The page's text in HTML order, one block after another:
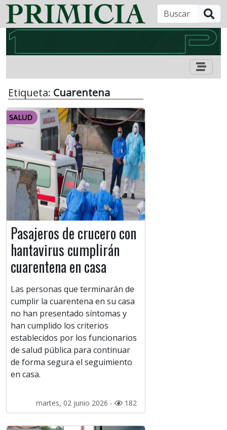
Etiqueta: Cuarentena
SALUD
Pasajeros de crucero con
hantavirus cumplirán
cuarentena en casa
Las personas que terminarán de
cumplir la cuarentena en su casa
no han presentado síntomas y
han cumplido los criterios
establecidos por los funcionarios
de salud pública para continuar
de forma segura el seguimiento
en casa.
martes, 02 junio 2026 - 182